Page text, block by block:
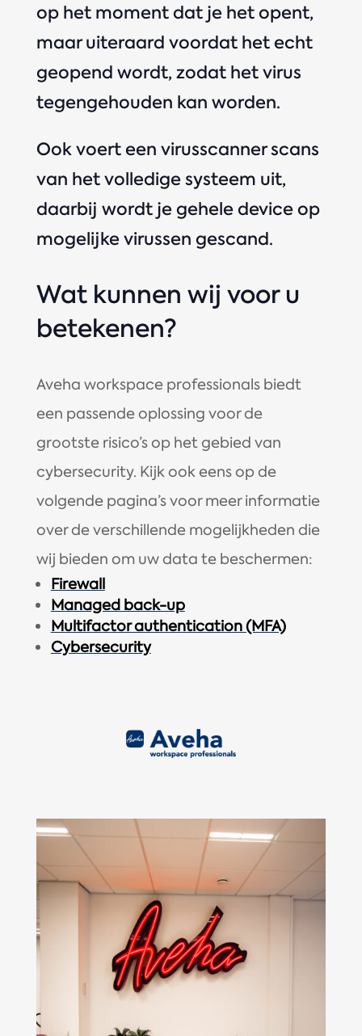
op het moment dat je het opent,
maar uiteraard voordat het echt
geopend wordt, zodat het virus
tegengehouden kan worden.
Ook voert een virusscanner scans
van het volledige systeem uit,
daarbij wordt je gehele device op
mogelijke virussen gescand.
Wat kunnen wij voor u
betekenen?
Aveha workspace professionals biedt
een passende oplossing voor de
grootste risico’s op het gebied van
cybersecurity. Kijk ook eens op de
volgende pagina’s voor meer informatie
over de verschillende mogelijkheden die
wij bieden om uw data te beschermen:
Firewall
Managed back-up
Multifactor authentication (MFA)
Cybersecurity